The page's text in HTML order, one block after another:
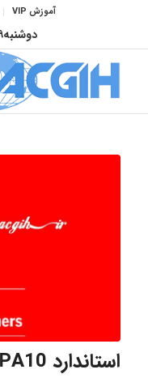
آموزش VIP
دوشنبه
استاندارد NFPA10